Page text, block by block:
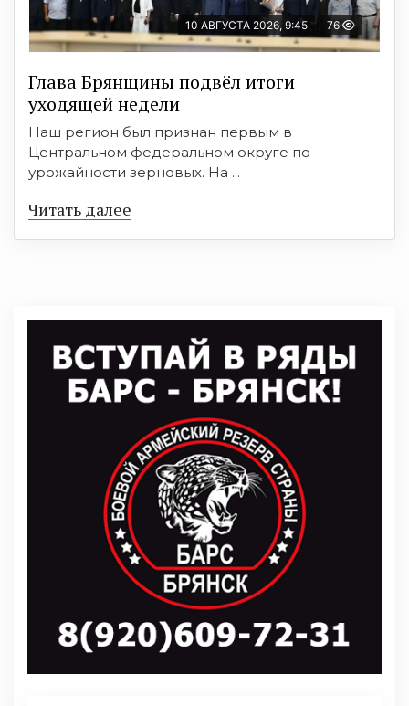
10 АВГУСТА 2026, 9:45 76
Глава Брянщины подвёл итоги
уходящей недели
Наш регион был признан первым в
Центральном федеральном округе по
урожайности зерновых. На ...
Читать далее